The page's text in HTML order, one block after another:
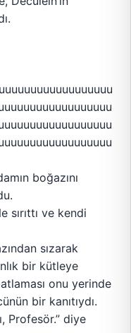
boğazını
sırıttı ve kendi
sızarak
bir kütleye
onu yerinde
bir kanıtıydı.
Profesör.” diye